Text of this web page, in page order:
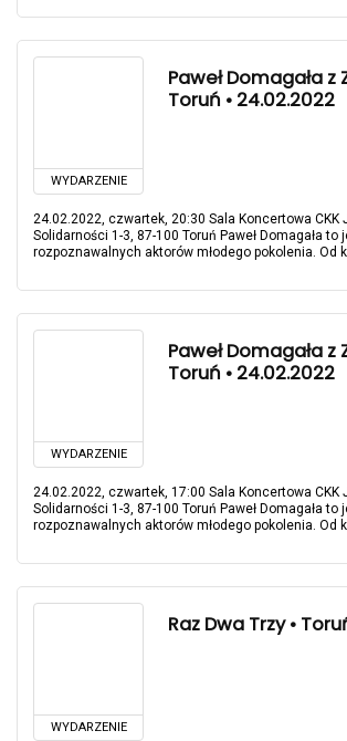
WYDARZENIE
Paweł Domagała z
Toruń • 24.02.2022
24.02.2022, czwartek, 20:30 Sala Koncertowa CKK
Solidarności 1-3, 87-100 Toruń Paweł Domagała
rozpoznawalnych aktorów młodego pokolenia. Od
WYDARZENIE
Paweł Domagała z
Toruń • 24.02.2022
24.02.2022, czwartek, 17:00 Sala Koncertowa CKK
Solidarności 1-3, 87-100 Toruń Paweł Domagała
rozpoznawalnych aktorów młodego pokolenia. Od
WYDARZENIE
Raz Dwa Trzy •